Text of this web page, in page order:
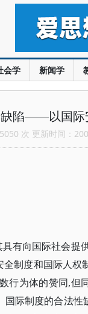
会学 新闻学
陷——以国际
次 更新时间：
有向国际社会提
制度和国际人权
行为体的赞同,但
际制度的合法